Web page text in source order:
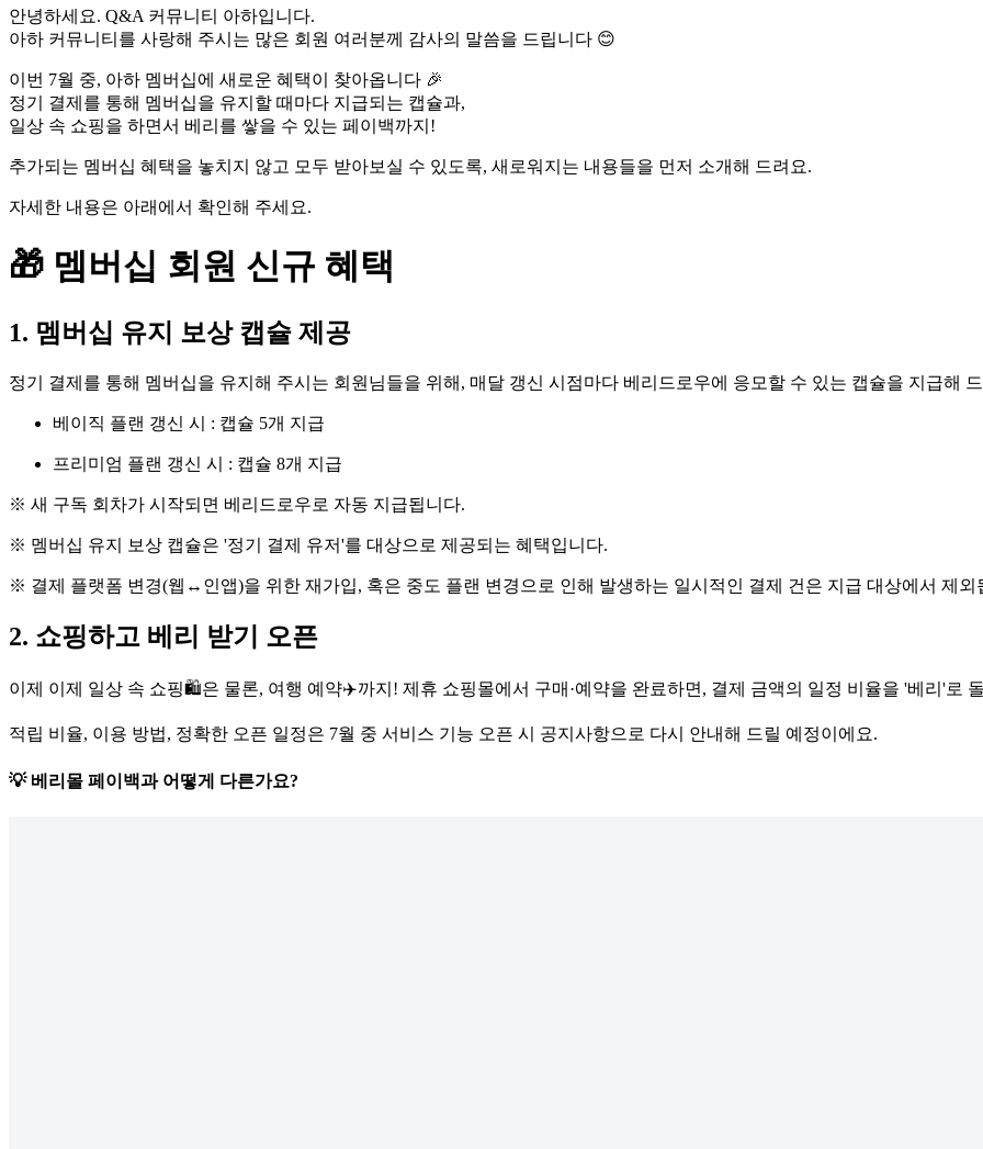
안녕하세요. Q&A 커뮤니티 아하입니다.
아하 커뮤니티를 사랑해 주시는 많은 회원 여러분께 감사의 말씀을 드립니다 😊
이번 7월 중, 아하 멤버십에 새로운 혜택이 찾아옵니다 🎉
정기 결제를 통해 멤버십을 유지할 때마다 지급되는 캡슐과,
일상 속 쇼핑을 하면서 베리를 쌓을 수 있는 페이백까지!
추가되는 멤버십 혜택을 놓치지 않고 모두 받아보실 수 있도록, 새로워지는 내용들을 먼저 소개해 드려요.
자세한 내용은 아래에서 확인해 주세요.
🎁 멤버십 회원 신규 혜택
1. 멤버십 유지 보상 캡슐 제공
정기 결제를 통해 멤버십을 유지해 주시는 회원님들을 위해, 매달 갱신 시점마다 베리드로우에 응모할 수 있는 캡슐을 지급해
베이직 플랜 갱신 시 : 캡슐 5개 지급
프리미엄 플랜 갱신 시 : 캡슐 8개 지급
※ 새 구독 회차가 시작되면 베리드로우로 자동 지급됩니다.
※ 멤버십 유지 보상 캡슐은 '정기 결제 유저'를 대상으로 제공되는 혜택입니다.
※ 결제 플랫폼 변경(웹↔인앱)을 위한 재가입, 혹은 중도 플랜 변경으로 인해 발생하는 일시적인 결제 건은 지급 대상에서 제외
2. 쇼핑하고 베리 받기 오픈
이제 이제 일상 속 쇼핑🛍은 물론, 여행 예약✈️까지! 제휴 쇼핑몰에서 구매·예약을 완료하면, 결제 금액의 일정 비율을 '베리'로
적립 비율, 이용 방법, 정확한 오픈 일정은 7월 중 서비스 기능 오픈 시 공지사항으로 다시 안내해 드릴 예정이에요.
💡 베리몰 페이백과 어떻게 다른가요?